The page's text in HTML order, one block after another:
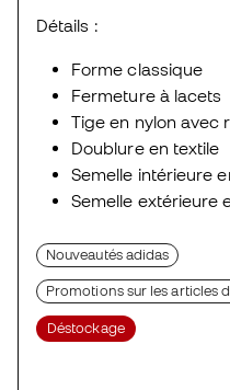
Détails :
Forme classique
Fermeture à lacets
Tige en nylon avec
Doublure en textile
Semelle intérieure
Semelle extérieure
Nouveautés adidas
Promotions sur les articles
Déstockage